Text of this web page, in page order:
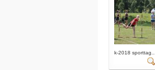
k-2018 sporttag...